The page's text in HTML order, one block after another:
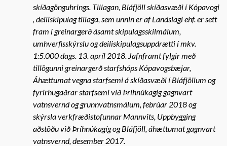
skíðagönguhrings. Tillagan, Bláfjöll skíðasvæði í Kópavogi
, deiliskipulag tillaga, sem unnin er af Landslagi ehf. er sett
fram í greinargerð ásamt skipulagsskilmálum,
umhverfisskýrslu og deiliskipulagsuppdrætti í mkv.
1:5.000 dags. 13. apríl 2018. Jafnframt fylgir með
tillögunni greinargerð starfshóps Kópavogsbæjar,
Áhættumat vegna starfsemi á skíðasvæði í Bláfjöllum og
fyrirhugaðrar starfsemi við Þríhnúkagíg gagnvart
vatnsvernd og grunnvatnsmálum, febrúar 2018 og
skýrsla verkfræðistofunnar Mannvits, Uppbygging
aðstöðu við Þríhnúkagíg og Bláfjöll, áhættumat gagnvart
vatnsvernd, desember 2017.